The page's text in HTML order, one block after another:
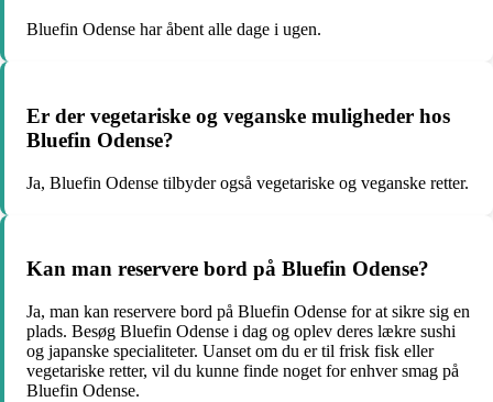
Bluefin Odense har åbent alle dage i ugen.
Er der vegetariske og veganske muligheder hos
Bluefin Odense?
Ja, Bluefin Odense tilbyder også vegetariske og veganske retter.
Kan man reservere bord på Bluefin Odense?
Ja, man kan reservere bord på Bluefin Odense for at sikre sig en
plads. Besøg Bluefin Odense i dag og oplev deres lækre sushi
og japanske specialiteter. Uanset om du er til frisk fisk eller
vegetariske retter, vil du kunne finde noget for enhver smag på
Bluefin Odense.